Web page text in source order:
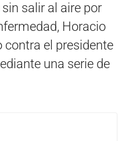
salir al aire por
Horacio
contra el presidente
una serie de